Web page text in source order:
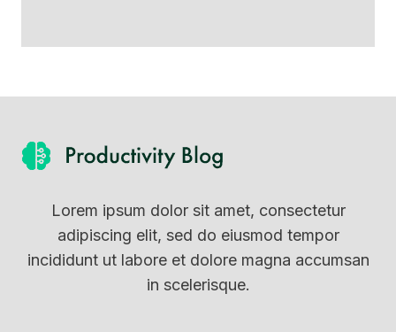
Lorem ipsum dolor sit amet, consectetur
adipiscing elit, sed do eiusmod tempor
incididunt ut labore et dolore magna accumsan
in scelerisque.